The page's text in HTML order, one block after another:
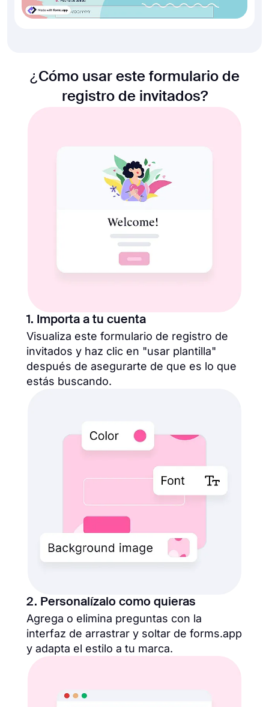
¿Cómo usar este formulario de
registro de invitados?
1. Importa a tu cuenta
Visualiza este formulario de registro de
invitados y haz clic en "usar plantilla"
después de asegurarte de que es lo que
estás buscando.
2. Personalízalo como quieras
Agrega o elimina preguntas con la
interfaz de arrastrar y soltar de forms.app
y adapta el estilo a tu marca.